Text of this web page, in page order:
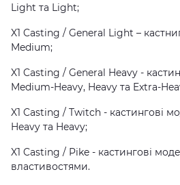
Light та Light;
X1 Casting / General Light –
Medium;
X1 Casting / General Heavy -
Medium-Heavy, Heavy та Extra-
X1 Casting / Twitch - кастингові
Heavy та Heavy;
X1 Casting / Pike - кастингові
властивостями.